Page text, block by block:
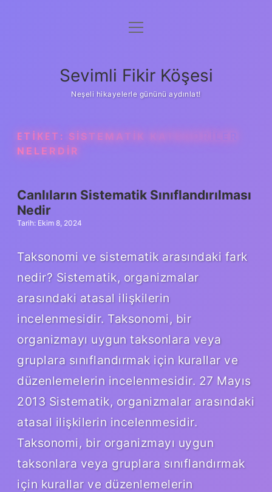
Anasayfa
Yasal Uyarı
menüyü
Sevimli Fikir Köşesi
Neşeli hikayelerle gününü aydınlat!
ETIKET: SISTEMATIK KATEGORILER
NELERDIR
Canlıların Sistematik Sınıflandırılması
Nedir
Tarih: Ekim 8, 2024
Taksonomi ve sistematik arasındaki fark
nedir? Sistematik, organizmalar
arasındaki atasal ilişkilerin
incelenmesidir. Taksonomi, bir
organizmayı uygun taksonlara veya
gruplara sınıflandırmak için kurallar ve
düzenlemelerin incelenmesidir. 27 Mayıs
2013 Sistematik, organizmalar arasındaki
atasal ilişkilerin incelenmesidir.
Taksonomi, bir organizmayı uygun
taksonlara veya gruplara sınıflandırmak
için kurallar ve düzenlemelerin